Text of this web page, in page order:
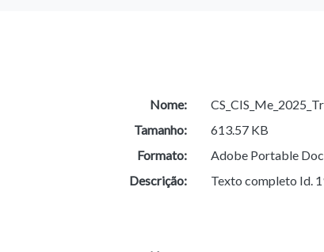
Nome:
Tamanho:
613.57 KB
Formato:
Adobe Portable
Descrição:
Texto completo Id.